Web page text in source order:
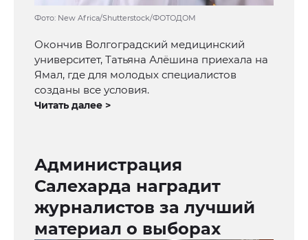
Фото: New Africa/Shutterstock/ФОТОДОМ
Окончив Волгоградский медицинский
университет, Татьяна Алёшина приехала на
Ямал, где для молодых специалистов
созданы все условия.
Читать далее >
Администрация
Салехарда наградит
журналистов за лучший
материал о выборах